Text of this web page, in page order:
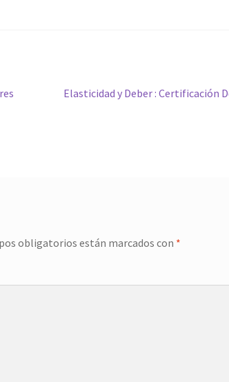
Siguiente
Elasticidad y Deber : Certificación
obligatorios están marcados con *